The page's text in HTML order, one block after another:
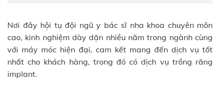
Nơi đây hội tụ đội ngũ y bác sĩ nha khoa chuyên môn
cao, kinh nghiệm dày dặn nhiều năm trong ngành cùng
với máy móc hiện đại, cam kết mang đến dịch vụ tốt
nhất cho khách hàng, trong đó có dịch vụ trồng răng
implant.